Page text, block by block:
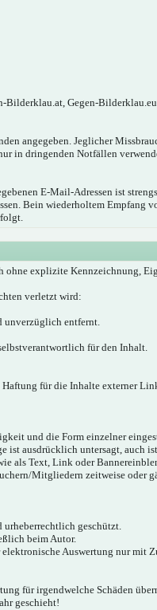
Bilderklau.at, Gegen-
angegeben. Jeglicher
in dringenden Notfällen
E-Mail-Adressen ist
Bein wiederholtem Empfang
explizite Kennzeichnung,
verletzt wird:
unverzüglich entfernt.
für den Inhalt.
für die Inhalte externer
und die Form einzelner
ausdrücklich untersagt, auch
als Text, Link oder
Mitgliedern zeitweise oder
geschützt.
beim Autor.
Auswertung nur mit
für irgendwelche Schäden
geschieht!